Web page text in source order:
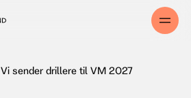
Vi sender drillere til VM 2027